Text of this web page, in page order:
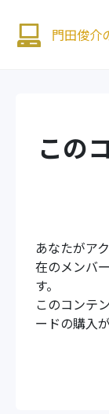
門田俊介
この
あなたがア
在のメンバ
す。
このコンテ
ードの購入